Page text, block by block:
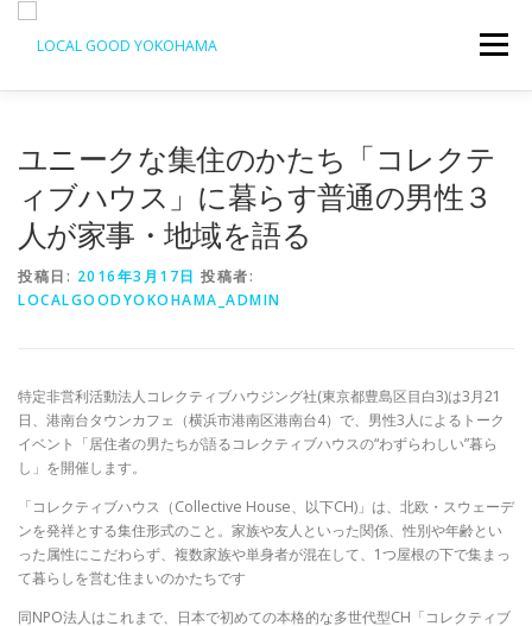
メニュー
ユニークな集住のかたち「コレクテ
ィブハウス」に暮らす普通の男性３
人が家事・地域を語る
投稿日: 2016年3月17日 投稿者:
LOCALGOODYOKOHAMA_ADMIN
特定非営利活動法人コレクティブハウジング社(東京都豊島区目白3)は3月21
日、港南台タウンカフェ（横浜市港南区港南台4）で、男性3人によるトーク
イベント「居住者の男たちが語るコレクティブハウスの“わずらわしい”暮ら
し」を開催します。
「コレクティブハウス（Collective House、以下CH)」は、北欧・スウェーデ
ンを発祥とする集住形式のこと。家族や友人といった関係、性別や年齢とい
った属性にこだわらず、複数家族や単身者が混在して、1つ屋根の下で集まっ
て暮らしを営む住まいのかたちです
同NPO法人はこれまで、日本で初めての本格的な多世代型CH「コレクティブ